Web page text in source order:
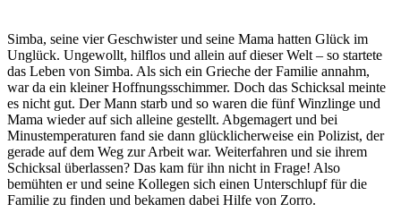
Simba, seine vier Geschwister und seine Mama hatten Glück im
Unglück. Ungewollt, hilflos und allein auf dieser Welt – so startete
das Leben von Simba. Als sich ein Grieche der Familie annahm,
war da ein kleiner Hoffnungsschimmer. Doch das Schicksal meinte
es nicht gut. Der Mann starb und so waren die fünf Winzlinge und
Mama wieder auf sich alleine gestellt. Abgemagert und bei
Minustemperaturen fand sie dann glücklicherweise ein Polizist, der
gerade auf dem Weg zur Arbeit war. Weiterfahren und sie ihrem
Schicksal überlassen? Das kam für ihn nicht in Frage! Also
bemühten er und seine Kollegen sich einen Unterschlupf für die
Familie zu finden und bekamen dabei Hilfe von Zorro.